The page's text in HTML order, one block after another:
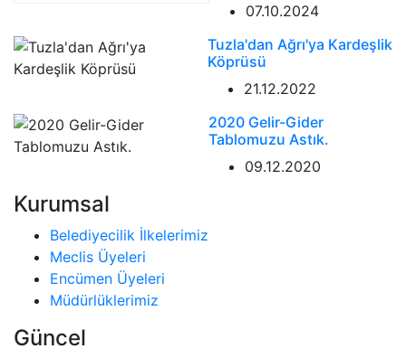
07.10.2024
Tuzla'dan Ağrı'ya Kardeşlik
Köprüsü
21.12.2022
2020 Gelir-Gider
Tablomuzu Astık.
09.12.2020
Kurumsal
Belediyecilik İlkelerimiz
Meclis Üyeleri
Encümen Üyeleri
Müdürlüklerimiz
Güncel